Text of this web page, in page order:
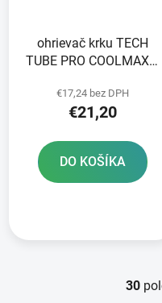
ohrievač krku TECH
TUBE PRO COOLMAX®
žltý fluo/reflexný
€17,24 bez DPH
€21,20
DO KOŠÍKA
30